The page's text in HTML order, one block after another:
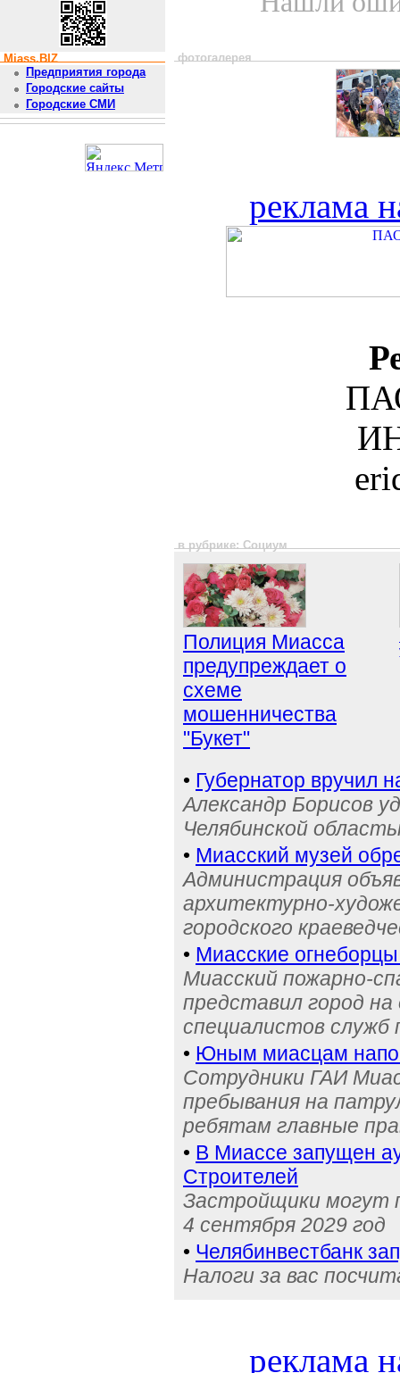
Miass.BIZ
Предприятия города
Городские сайты
Городские СМИ
фотогалерея
реклама
в рубрике: Социум
Полиция Миасса
предупреждает о
схеме
мошенничества
"Букет"
• Губернатор вручил
Александр Борисов
Челябинской
• Миасский музей
Администрация
архитектурно-
городского
• Миасские
Миасский пожарно-
представил город
специалистов
• Юным миасцам
Сотрудники ГАИ
пребывания на
ребятам главные
• В Миассе запущен
Строителей
Застройщики могут
4 сентября 2029 год
• Челябинвестбанк
Налоги за вас
реклама